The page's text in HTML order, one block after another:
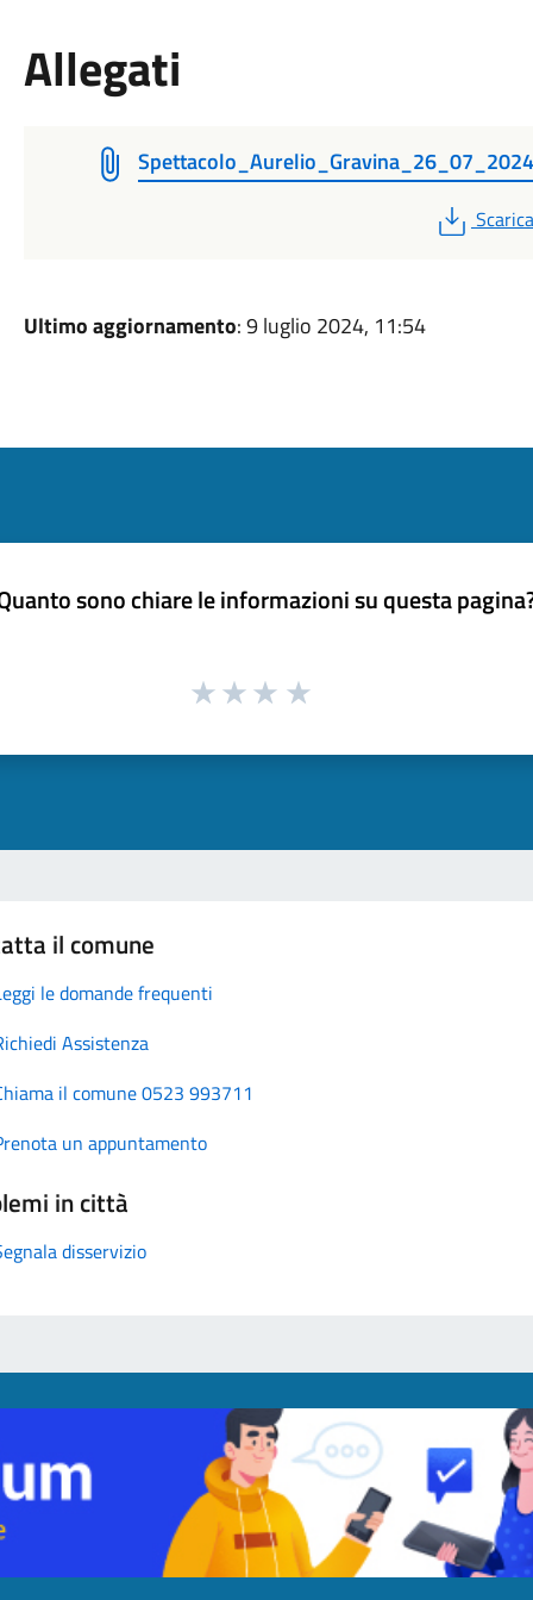
Allegati
Spettacolo_Aurelio_Gravina_26_07_2024
PDF
Scarica
Ultimo aggiornamento: 9 luglio 2024, 11:54
sono chiare le informazioni su questa
il comune
le domande frequenti
Assistenza
il comune 0523 993711
un appuntamento
in città
disservizio